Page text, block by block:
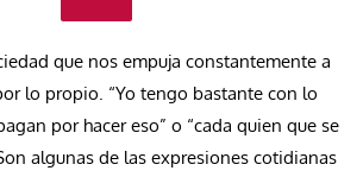
que nos empuja constantemente a
lo propio. “Yo tengo bastante con lo
por hacer eso” o “cada quien que se
algunas de las expresiones cotidianas